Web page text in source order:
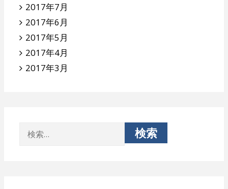
2017年7月
2017年6月
2017年5月
2017年4月
2017年3月